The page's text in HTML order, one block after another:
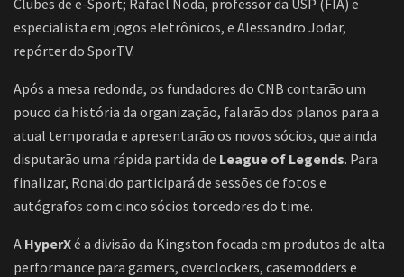
especialista em jogos eletrônicos, e Alessandro Jodar,
repórter do SporTV.
Após a mesa redonda, os fundadores do CNB contarão um
pouco da história da organização, falarão dos planos para a
atual temporada e apresentarão os novos sócios, que ainda
disputarão uma rápida partida de League of Legends. Para
finalizar, Ronaldo participará de sessões de fotos e
autógrafos com cinco sócios torcedores do time.
A HyperXé a divisão da Kingston focada em produtos de alta
performance para gamers, overclockers, casemodders e